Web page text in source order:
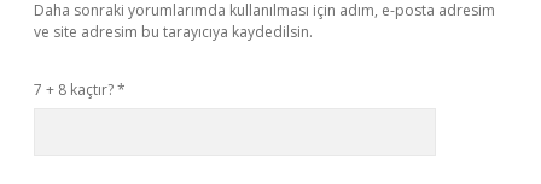
Daha sonraki yorumlarımda kullanılması için adım, e-posta adresim
ve site adresim bu tarayıcıya kaydedilsin.
7 + 8 kaçtır?*